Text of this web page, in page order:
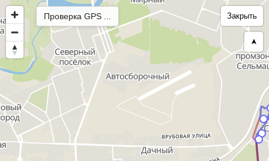
Закрыть
➤
Проверка GPS ...